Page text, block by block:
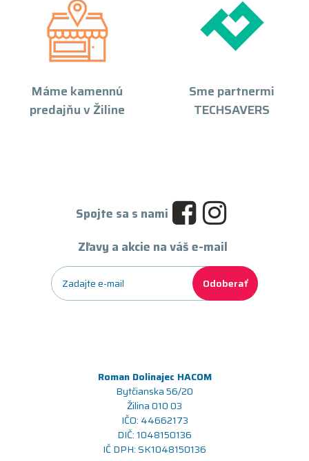
Máme kamennú
predajňu v Žiline
Sme partnermi
TECHSAVERS
Spojte sa s nami
Zľavy a akcie na váš e-mail
Odoberať
Roman Dolinajec HACOM
Bytčianska 56/20
Žilina 010 03
IČO: 44662173
DIČ: 1048150136
IČ DPH: SK1048150136